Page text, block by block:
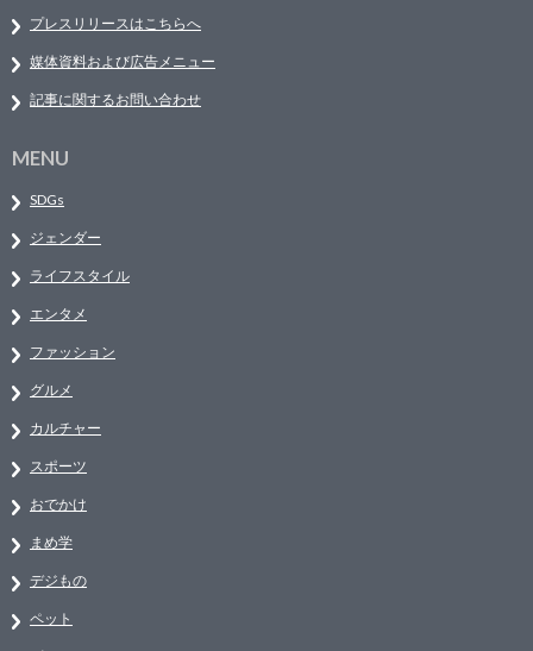
プレスリリースはこちらへ
媒体資料および広告メニュー
記事に関するお問い合わせ
MENU
SDGs
ジェンダー
ライフスタイル
エンタメ
ファッション
グルメ
カルチャー
スポーツ
おでかけ
まめ学
デジもの
ペット